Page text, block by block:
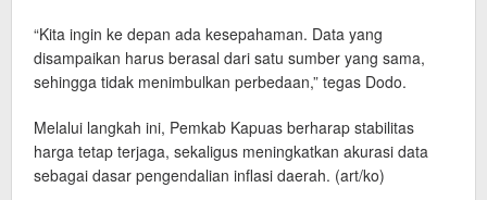
“Kita ingin ke depan ada kesepahaman. Data yang
disampaikan harus berasal dari satu sumber yang sama,
sehingga tidak menimbulkan perbedaan,” tegas Dodo.
Melalui langkah ini, Pemkab Kapuas berharap stabilitas
harga tetap terjaga, sekaligus meningkatkan akurasi data
sebagai dasar pengendalian inflasi daerah. (art/ko)